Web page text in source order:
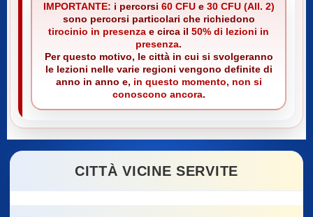
IMPORTANTE: i percorsi 60 CFUe 30 CFU (All. 2)
sono percorsi particolari che richiedono
tirocinio in presenza e circa il 50% di lezioni in
presenza.
Per questo motivo, le città in cui si svolgeranno
le lezioni nelle varie regioni vengono definite di
anno in anno e, in questo momento, non si
conoscono ancora.
CITTÀ VICINE SERVITE